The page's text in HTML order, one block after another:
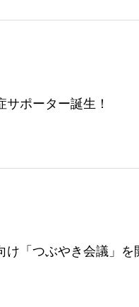
ポーター誕生！
け「つぶやき会議」を